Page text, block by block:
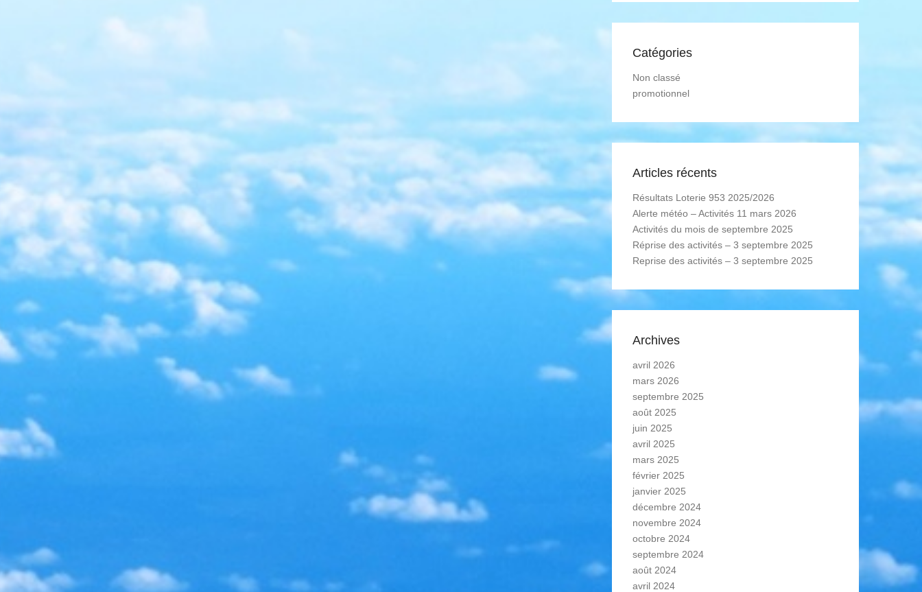
Catégories
Non classé
promotionnel
Articles récents
Résultats Loterie 953 2025/2026
Alerte météo – Activités 11 mars 2026
Activités du mois de septembre 2025
Réprise des activités – 3 septembre 2025
Reprise des activités – 3 septembre 2025
Archives
avril 2026
mars 2026
septembre 2025
août 2025
juin 2025
avril 2025
mars 2025
février 2025
janvier 2025
décembre 2024
novembre 2024
octobre 2024
septembre 2024
août 2024
avril 2024